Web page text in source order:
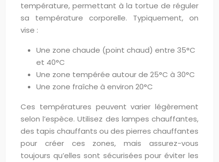
température, permettant à la tortue de réguler
sa température corporelle. Typiquement, on
vise :
Une zone chaude (point chaud) entre 35°C
et 40°C
Une zone tempérée autour de 25°C à 30°C
Une zone fraîche à environ 20°C
Ces températures peuvent varier légèrement
selon l’espèce. Utilisez des lampes chauffantes,
des tapis chauffants ou des pierres chauffantes
pour créer ces zones, mais assurez-vous
toujours qu’elles sont sécurisées pour éviter les